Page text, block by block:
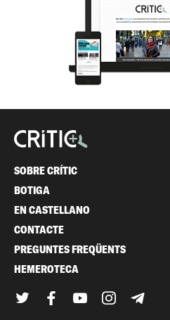
SOBRE CRÍTIC
BOTIGA
EN CASTELLANO
CONTACTE
PREGUNTES FREQÜENTS
HEMEROTECA
TwitterFacebook
YouTube